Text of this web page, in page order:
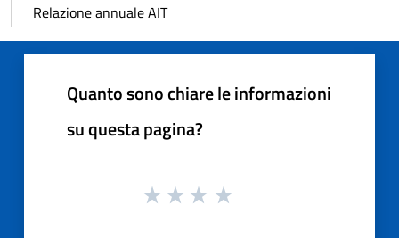
Relazione annuale AIT
Quanto sono chiare le informazioni
su questa pagina?